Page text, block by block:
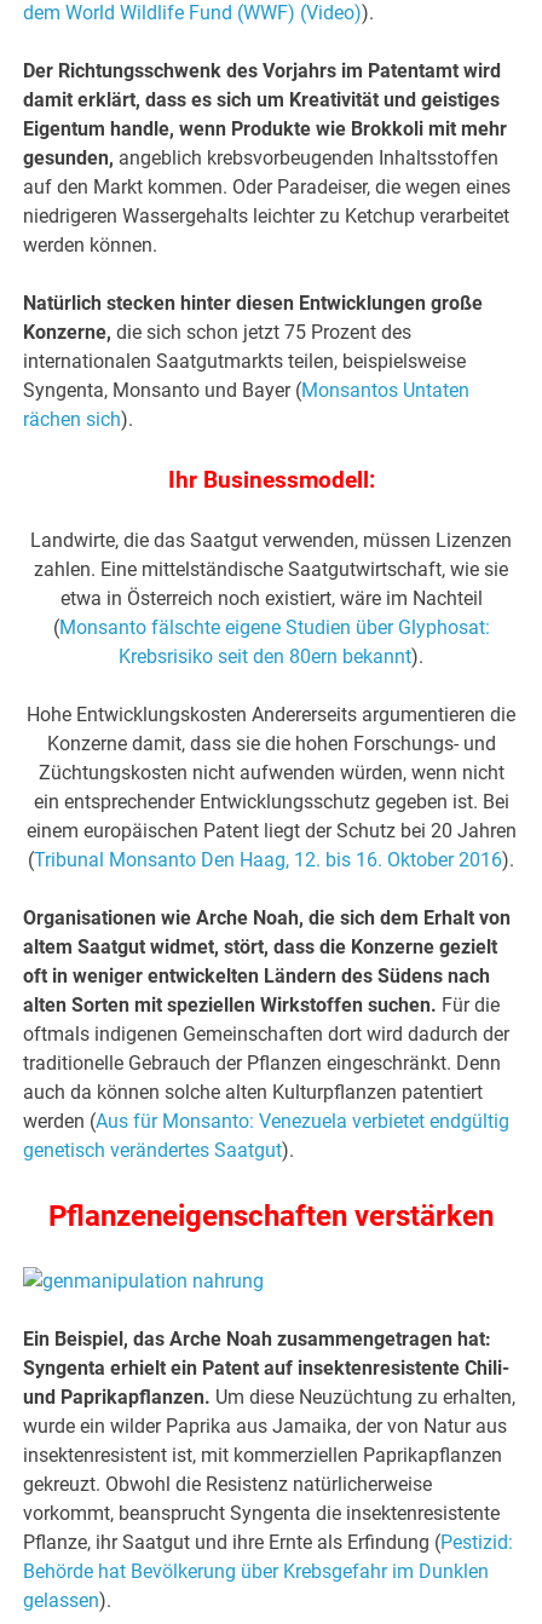
dem World Wildlife Fund (WWF) (Video)).
Der Richtungsschwenk des Vorjahrs im Patentamt wird
damit erklärt, dass es sich um Kreativität und geistiges
Eigentum handle, wenn Produkte wie Brokkoli mit mehr
gesunden, angeblich krebsvorbeugenden Inhaltsstoffen
auf den Markt kommen. Oder Paradeiser, die wegen eines
niedrigeren Wassergehalts leichter zu Ketchup verarbeitet
werden können.
Natürlich stecken hinter diesen Entwicklungen große
Konzerne, die sich schon jetzt 75 Prozent des
internationalen Saatgutmarkts teilen, beispielsweise
Syngenta, Monsanto und Bayer (Monsantos Untaten
rächen sich).
Ihr Businessmodell:
Landwirte, die das Saatgut verwenden, müssen Lizenzen
zahlen. Eine mittelständische Saatgutwirtschaft, wie sie
etwa in Österreich noch existiert, wäre im Nachteil
(Monsanto fälschte eigene Studien über Glyphosat:
Krebsrisiko seit den 80ern bekannt).
Hohe Entwicklungskosten Andererseits argumentieren die
Konzerne damit, dass sie die hohen Forschungs- und
Züchtungskosten nicht aufwenden würden, wenn nicht
ein entsprechender Entwicklungsschutz gegeben ist. Bei
einem europäischen Patent liegt der Schutz bei 20 Jahren
(Tribunal Monsanto Den Haag, 12. bis 16. Oktober 2016).
Organisationen wie Arche Noah, die sich dem Erhalt von
altem Saatgut widmet, stört, dass die Konzerne gezielt
oft in weniger entwickelten Ländern des Südens nach
alten Sorten mit speziellen Wirkstoffen suchen. Für die
oftmals indigenen Gemeinschaften dort wird dadurch der
traditionelle Gebrauch der Pflanzen eingeschränkt. Denn
auch da können solche alten Kulturpflanzen patentiert
werden (Aus für Monsanto: Venezuela verbietet endgültig
genetisch verändertes Saatgut).
Pflanzeneigenschaften verstärken
Ein Beispiel, das Arche Noah zusammengetragen hat:
Syngenta erhielt ein Patent auf insektenresistente Chili-
und Paprikapflanzen. Um diese Neuzüchtung zu erhalten,
wurde ein wilder Paprika aus Jamaika, der von Natur aus
insektenresistent ist, mit kommerziellen Paprikapflanzen
gekreuzt. Obwohl die Resistenz natürlicherweise
vorkommt, beansprucht Syngenta die insektenresistente
Pflanze, ihr Saatgut und ihre Ernte als Erfindung (Pestizid:
Behörde hat Bevölkerung über Krebsgefahr im Dunklen
gelassen).